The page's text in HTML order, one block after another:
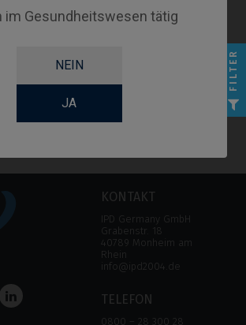
im Gesundheitswesen tätig
NEIN
JA
kompatibel
KONTAKT
IPD Germany GmbH
Grabenstr. 18
40789 Monheim am
Rhein
info@ipd2004.de
TELEFON
0800 – 28 300 28
FILTER